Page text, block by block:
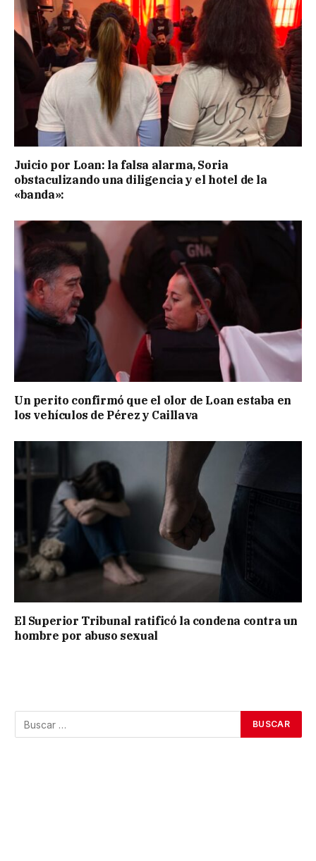
Juicio por Loan: la falsa alarma, Soria
obstaculizando una diligencia y el hotel de la
«banda»:
Un perito confirmó que el olor de Loan estaba en
los vehículos de Pérez y Caillava
El Superior Tribunal ratificó la condena contra un
hombre por abuso sexual